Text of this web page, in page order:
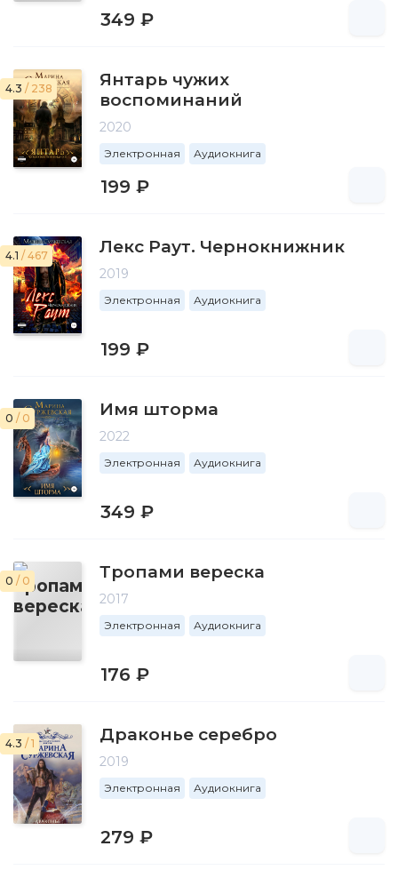
349 ₽
4.3 / 238
Янтарь чужих
воспоминаний
2020
Электронная Аудиокнига
199 ₽
4.1 / 467 Лекс Раут. Чернокнижник
2019
Электронная Аудиокнига
199 ₽
0 / 0 Имя шторма
2022
Электронная Аудиокнига
349 ₽
0 / 0 Тропами вереска
2017
Электронная Аудиокнига
176 ₽
4.3 / 1 Драконье серебро
2019
Электронная Аудиокнига
279 ₽